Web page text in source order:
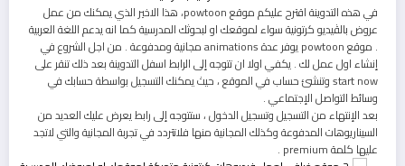
في هذه التدوينة اقترح عليكم موقع powtoon، هذا الاخير الذي يمكنك من عمل
عروض بالڤيديو كرتونية سواء لموقعك او لبحوثك المدرسية كما انه يدعم اللغة العربية
. موقع powtoon يوفر عدة animations مجانية ومدفوعة . من اجل الشروع في
إنشاء اول عمل لك . يكفي اولا ان تتوجه إلى الرابط اسفل التدوينة بعد ذلك تنقر على
start now وتنشئ حساب في الموقع ، حيث يمكنك التسجيل بواسطة حسابك في
وسائط التواصل الإجتماعي .
بعد الإنتهاء من التسجيل وتسجيل الدخول ، ستتوجه إلى رابط يعرض عليك العديد من
السيناريوهات المدفوعة وكذلك المجانية منها فلاتتردد في تجربة المجانية والتي لاتجد
عليها كلمة premium .